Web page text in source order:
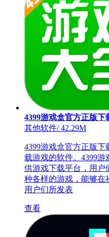
4399游戏盒官方正版下
其他软件/42.29M
4399游戏盒官方正版
载游戏的软件。4399
供游戏下载平台，用户
种各样的游戏，能够在
用户们所发表
查看